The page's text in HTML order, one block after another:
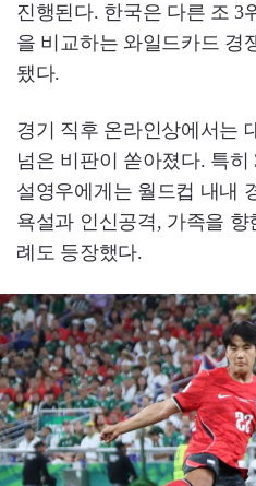
진행된다. 한국은 다른 조 3
을 비교하는 와일드카드 경
됐다.
경기 직후 온라인상에서는
넘은 비판이 쏟아졌다. 특
설영우에게는 월드컵 내내
욕설과 인신공격, 가족을
례도 등장했다.